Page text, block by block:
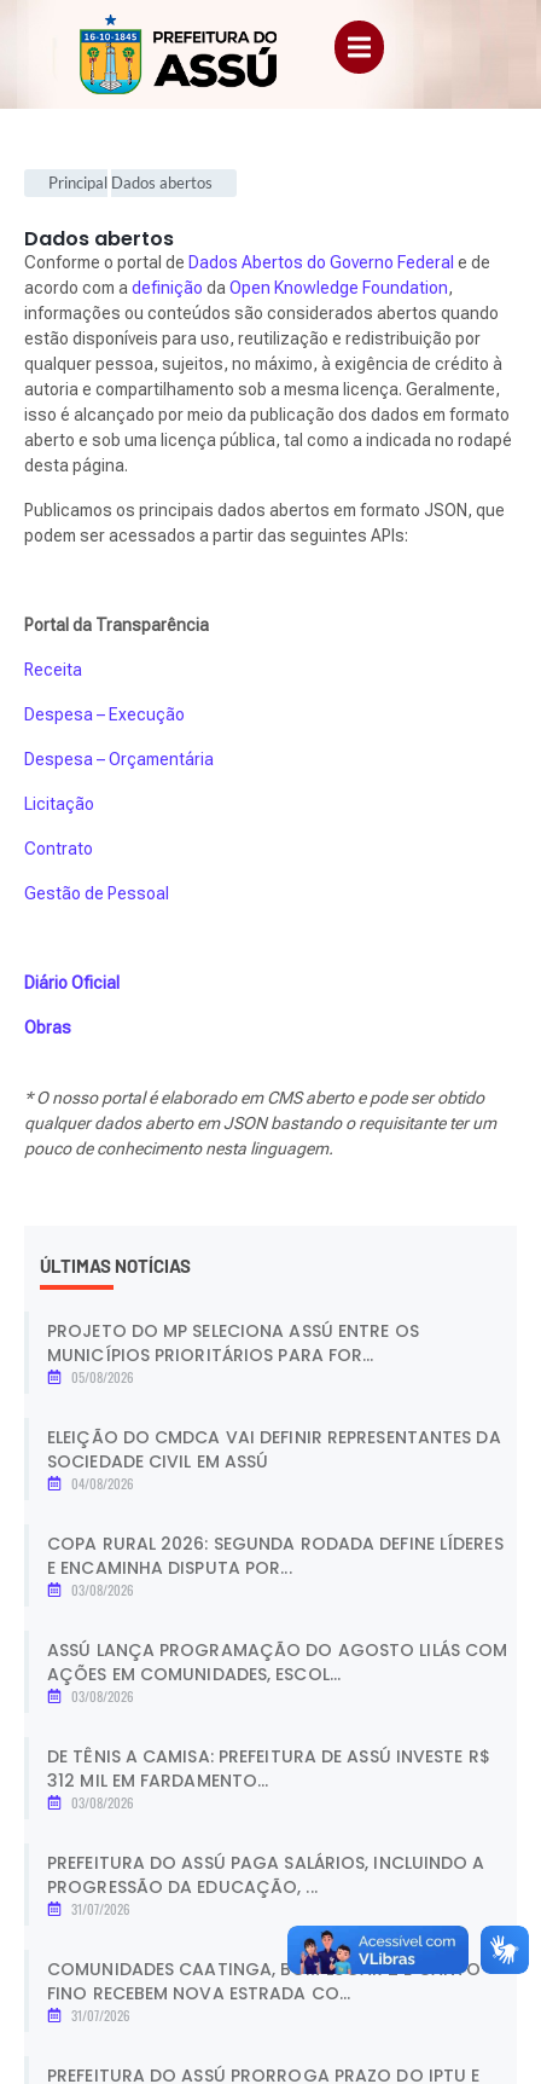
Principal Dados abertos
Dados abertos
Conforme o portal de Dados Abertos do Governo Federal e de
acordo com a definição da Open Knowledge Foundation,
informações ou conteúdos são considerados abertos quando
estão disponíveis para uso, reutilização e redistribuição por
qualquer pessoa, sujeitos, no máximo, à exigência de crédito à
autoria e compartilhamento sob a mesma licença. Geralmente,
isso é alcançado por meio da publicação dos dados em formato
aberto e sob uma licença pública, tal como a indicada no rodapé
desta página.
Publicamos os principais dados abertos em formato JSON, que
podem ser acessados a partir das seguintes APIs:
Portal da Transparência
Receita
Despesa – Execução
Despesa – Orçamentária
Licitação
Contrato
Gestão de Pessoal
Diário Oficial
Obras
* O nosso portal é elaborado em CMS aberto e pode ser obtido
qualquer dados aberto em JSON bastando o requisitante ter um
pouco de conhecimento nesta linguagem.
ÚLTIMAS NOTÍCIAS
PROJETO DO MP SELECIONA ASSÚ ENTRE OS
MUNICÍPIOS PRIORITÁRIOS PARA FOR...
05/08/2026
ELEIÇÃO DO CMDCA VAI DEFINIR REPRESENTANTES DA
SOCIEDADE CIVIL EM ASSÚ
04/08/2026
COPA RURAL 2026: SEGUNDA RODADA DEFINE LÍDERES
E ENCAMINHA DISPUTA POR...
03/08/2026
ASSÚ LANÇA PROGRAMAÇÃO DO AGOSTO LILÁS COM
AÇÕES EM COMUNIDADES, ESCOL...
03/08/2026
DE TÊNIS A CAMISA: PREFEITURA DE ASSÚ INVESTE R$
312 MIL EM FARDAMENTO...
03/08/2026
PREFEITURA DO ASSÚ PAGA SALÁRIOS, INCLUINDO A
PROGRESSÃO DA EDUCAÇÃO, ...
31/07/2026
COMUNIDADES CAATINGA, BOM LUGAR 2 E CANTO
FINO RECEBEM NOVA ESTRADA CO...
31/07/2026
PREFEITURA DO ASSÚ PRORROGA PRAZO DO IPTU E